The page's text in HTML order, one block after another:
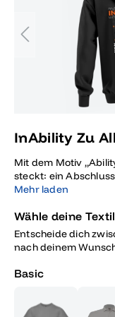
InAbility Zu
Mit dem Motiv
steckt: ein
grenzenlos – perfekt
auftreten möchten.
Mehr laden
Wähle deine
Entscheide dich
nach deinem
Basic